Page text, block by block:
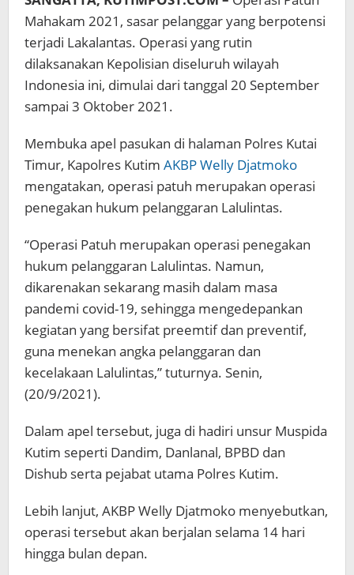
Mahakam 2021, sasar pelanggar yang berpotensi
terjadi Lakalantas. Operasi yang rutin
dilaksanakan Kepolisian diseluruh wilayah
Indonesia ini, dimulai dari tanggal 20 September
sampai 3 Oktober 2021.
Membuka apel pasukan di halaman Polres Kutai
Timur, Kapolres Kutim AKBP Welly Djatmoko
mengatakan, operasi patuh merupakan operasi
penegakan hukum pelanggaran Lalulintas.
“Operasi Patuh merupakan operasi penegakan
hukum pelanggaran Lalulintas. Namun,
dikarenakan sekarang masih dalam masa
pandemi covid-19, sehingga mengedepankan
kegiatan yang bersifat preemtif dan preventif,
guna menekan angka pelanggaran dan
kecelakaan Lalulintas,” tuturnya. Senin,
(20/9/2021).
Dalam apel tersebut, juga di hadiri unsur Muspida
Kutim seperti Dandim, Danlanal, BPBD dan
Dishub serta pejabat utama Polres Kutim.
Lebih lanjut, AKBP Welly Djatmoko menyebutkan,
operasi tersebut akan berjalan selama 14 hari
hingga bulan depan.